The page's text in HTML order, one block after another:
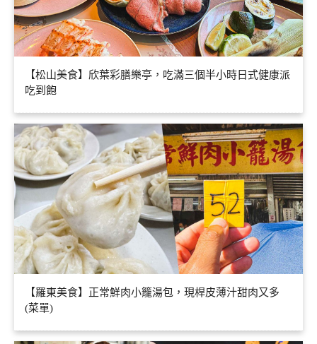
【松山美食】欣葉彩膳樂亭，吃滿三個半小時日式健康派
吃到飽
【羅東美食】正常鮮肉小籠湯包，現桿皮薄汁甜肉又多
(菜單)